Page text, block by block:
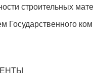
строительных